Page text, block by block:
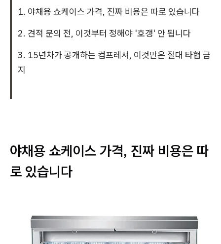
1. 야채용 쇼케이스 가격, 진짜 비용은 따로 있습니다
2. 견적 문의 전, 이것부터 정해야 '호갱' 안 됩니다
3. 15년차가 공개하는 컴프레셔, 이것만은 절대 타협 금
지
야채용 쇼케이스 가격, 진짜 비용은 따
로 있습니다